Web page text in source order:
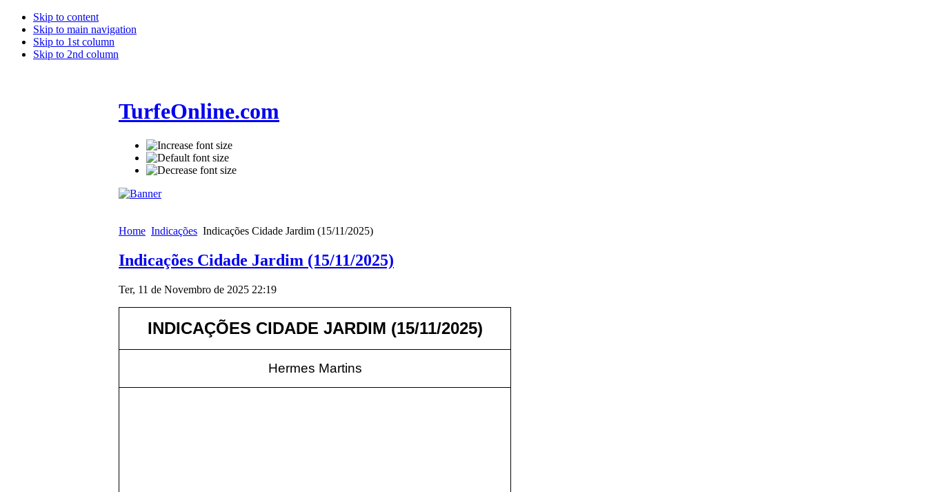
Skip to content
Skip to main navigation
Skip to 1st column
Skip to 2nd column
TurfeOnline.com
Home Indicações Indicações Cidade Jardim (15/11/2025)
Indicações Cidade Jardim (15/11/2025)
Ter, 11 de Novembro de 2025 22:19
INDICAÇÕES CIDADE JARDIM (15/11/2025)
Hermes Martins